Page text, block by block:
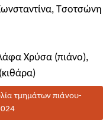
Τσοτσώνη
Χρύσα (πιάνο),
τμημάτων πιάνου-